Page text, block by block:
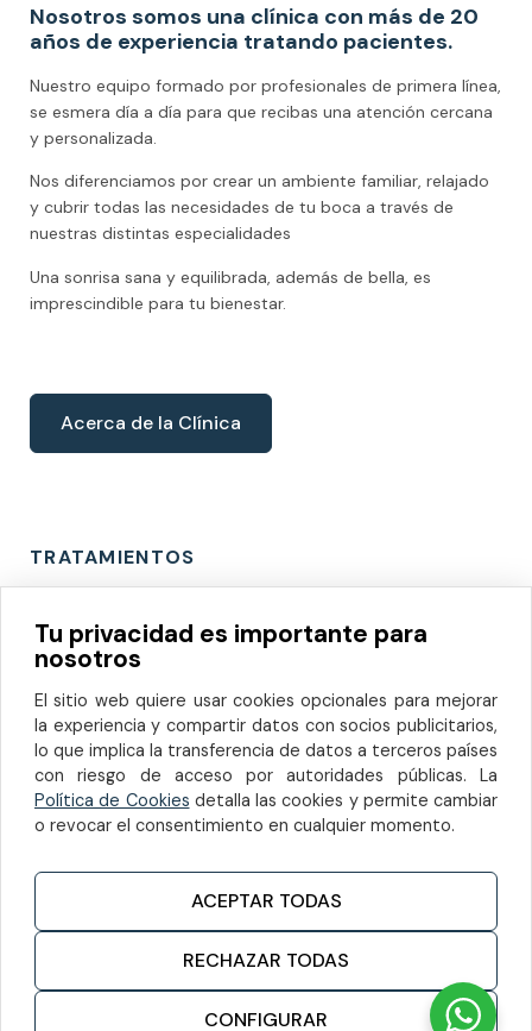
Nosotros somos una clínica con más de 20
años de experiencia tratando pacientes.
Nuestro equipo formado por profesionales de primera línea,
se esmera día a día para que recibas una atención cercana
y personalizada.
Nos diferenciamos por crear un ambiente familiar, relajado
y cubrir todas las necesidades de tu boca a través de
nuestras distintas especialidades
Una sonrisa sana y equilibrada, además de bella, es
imprescindible para tu bienestar.
Acerca de la Clínica
TRATAMIENTOS
dientes y mejorar su apariencia.
Tu privacidad es importante para
nosotros
El sitio web quiere usar cookies opcionales para mejorar
la experiencia y compartir datos con socios publicitarios,
lo que implica la transferencia de datos a terceros países
con riesgo de acceso por autoridades públicas. La
Política de Cookies detalla las cookies y permite cambiar
o revocar el consentimiento en cualquier momento.
ACEPTAR TODAS
RECHAZAR TODAS
CONFIGURAR